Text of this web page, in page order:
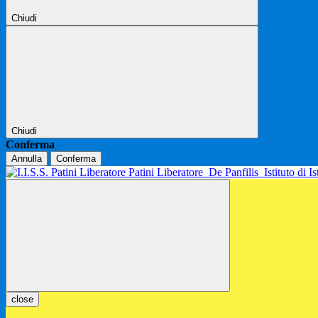
Chiudi
Chiudi
Conferma
Annulla Conferma
Patini Liberatore De Panfilis Istituto di
close